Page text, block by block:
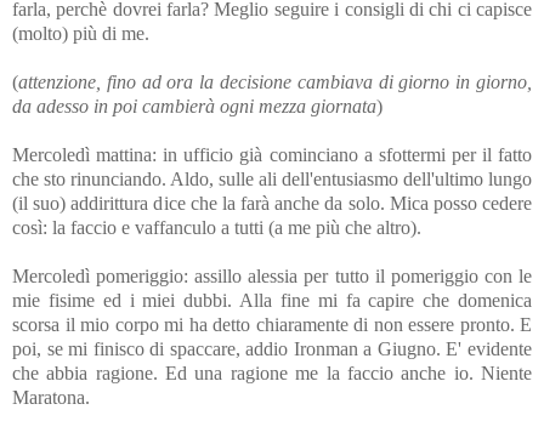
farla, perchè dovrei farla? Meglio seguire i consigli di chi ci capisce
(molto) più di me.
(attenzione, fino ad ora la decisione cambiava di giorno in giorno,
da adesso in poi cambierà ogni mezza giornata)
Mercoledì mattina: in ufficio già cominciano a sfottermi per il fatto
che sto rinunciando. Aldo, sulle ali dell'entusiasmo dell'ultimo lungo
(il suo) addirittura dice che la farà anche da solo. Mica posso cedere
così: la faccio e vaffanculo a tutti (a me più che altro).
Mercoledì pomeriggio: assillo alessia per tutto il pomeriggio con le
mie fisime ed i miei dubbi. Alla fine mi fa capire che domenica
scorsa il mio corpo mi ha detto chiaramente di non essere pronto. E
poi, se mi finisco di spaccare, addio Ironman a Giugno. E' evidente
che abbia ragione. Ed una ragione me la faccio anche io. Niente
Maratona.